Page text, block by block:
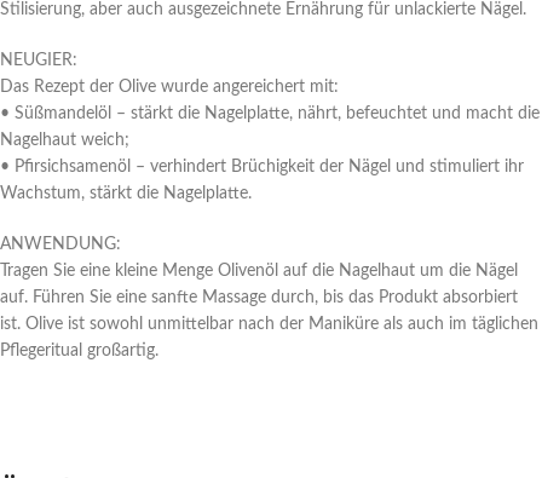
Stilisierung, aber auch ausgezeichnete Ernährung für unlackierte Nägel.
NEUGIER:
Das Rezept der Olive wurde angereichert mit:
• Süßmandelöl – stärkt die Nagelplatte, nährt, befeuchtet und macht die
Nagelhaut weich;
• Pfirsichsamenöl – verhindert Brüchigkeit der Nägel und stimuliert ihr
Wachstum, stärkt die Nagelplatte.
ANWENDUNG:
Tragen Sie eine kleine Menge Olivenöl auf die Nagelhaut um die Nägel
auf. Führen Sie eine sanfte Massage durch, bis das Produkt absorbiert
ist. Olive ist sowohl unmittelbar nach der Maniküre als auch im täglichen
Pflegeritual großartig.